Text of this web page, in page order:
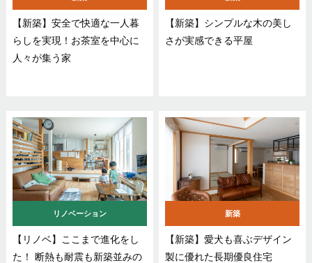
【新築】安全で快適な一人暮
らしを実現！お茶室を中心に
人々が集う家
【新築】シンプルな木の美し
さが実感できる平屋
リノベーション
【リノベ】ここまで進化をし
た！ 断熱も耐震も新築並みの
新築
【新築】愛犬も喜ぶデザイン
製に優れた長期優良住宅